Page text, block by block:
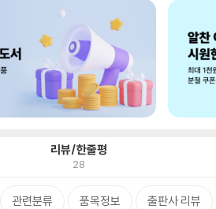
리뷰/한줄평
28
관련분류 품목정보 출판사 리뷰